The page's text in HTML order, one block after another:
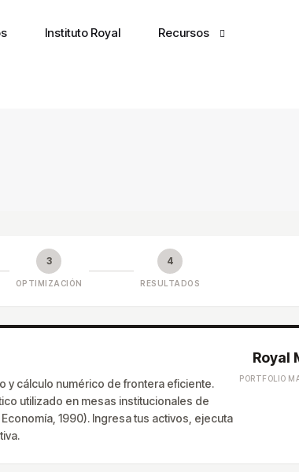
Instituto Royal Recursos
3
OPTIMIZACIÓN
4
RESULTADOS
y cálculo numérico de frontera eficiente.
utilizado en mesas institucionales de
1990). Ingresa tus activos, ejecuta
Royal
PORTFOLIO